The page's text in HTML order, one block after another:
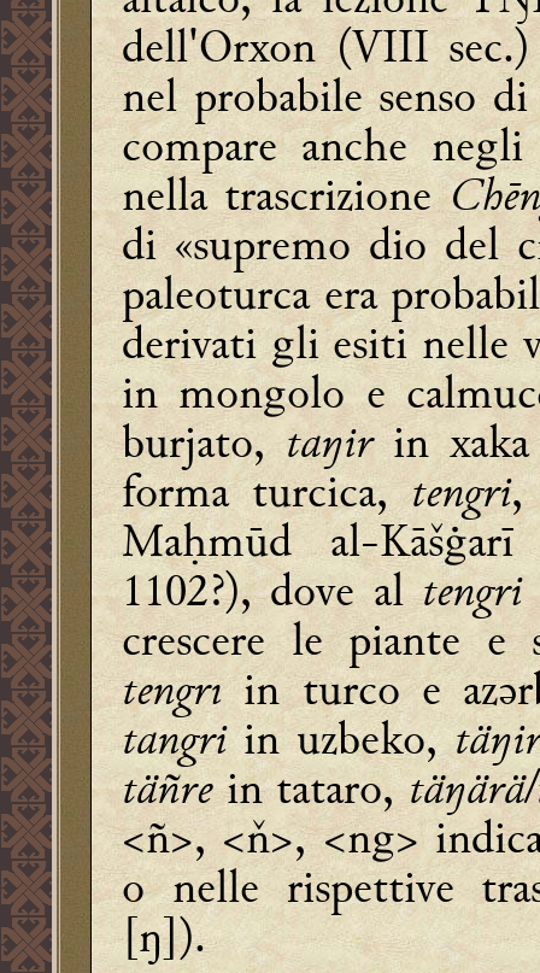
dell'Orxon (VIII
nel probabile senso
compare anche
nella trascrizione
di «supremo dio del
paleoturca era
derivati gli esiti nelle
in mongolo e
burjato,taŋirin
forma turcica,tengri,
Maḥmūd al-
1102?), dove altengri
crescere le piante
tengrıin turco e
tangriin uzbeko,
täñrein tataro,
<ñ>, <ň>, <ng>
o nelle rispettive
[ŋ]).